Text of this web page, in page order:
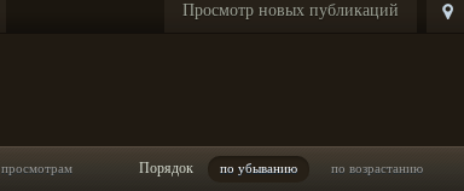
Просмотр новых публикаций
просмотрам Порядок по убыванию по возрастанию